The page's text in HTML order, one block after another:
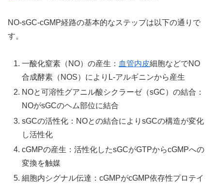
NO-sGC-cGMP経路の基本的なステップは以下の通りで
す。
一酸化窒素（NO）の産生： 血管内皮細胞などでNO
合成酵素（NOS）によりL-アルギニンから産生
NOと可溶性グアニル酸シクラーゼ（sGC）の結合：
NOがsGCのヘム部位に結合
sGCの活性化：NOとの結合によりsGCの構造が変化
し活性化
cGMPの産生：活性化したsGCがGTPからcGMPへの
変換を触媒
細胞内シグナル伝達：cGMPがcGMP依存性プロテイ